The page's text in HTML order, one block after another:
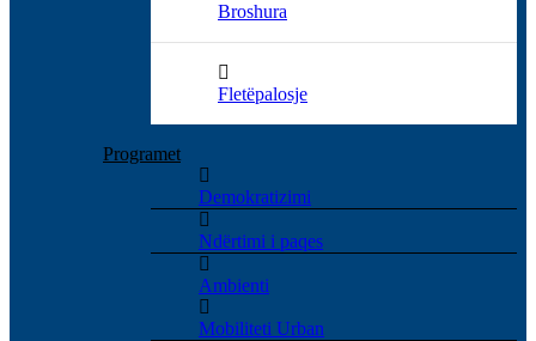
Broshura
Fletëpalosje
Programet
Demokratizimi
Ndërtimi i paqes
Ambienti
Mobiliteti Urban